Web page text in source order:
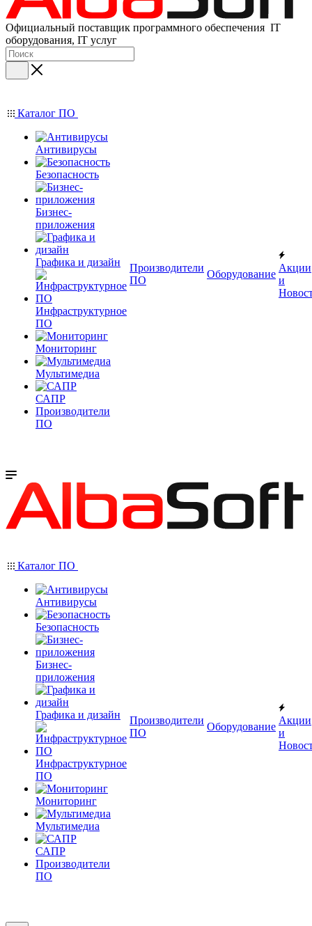
Официальный поставщик программного обеспечения IT
оборудования, IT услуг
Каталог ПО
Антивирусы
Безопасность
Бизнес-
приложения
Графика и дизайн
Инфраструктурное
ПО
Мониторинг
Мультимедиа
САПР
Производители
ПО
Производители
ПО
Оборудование
Акции
и
Каталог ПО
Антивирусы
Безопасность
Бизнес-
приложения
Графика и дизайн
Инфраструктурное
ПО
Мониторинг
Мультимедиа
САПР
Производители
ПО
Производители
ПО
Оборудование
Акции
и